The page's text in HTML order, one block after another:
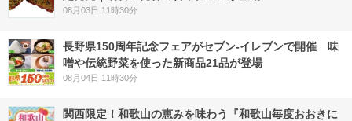
08月03日 11時30分
長野県150周年記念フェアがセブン-イレブンで開催 味
噌や伝統野菜を使った新商品21品が登場
08月04日 11時30分
関西限定！和歌山の恵みを味わう『和歌山毎度おおきに